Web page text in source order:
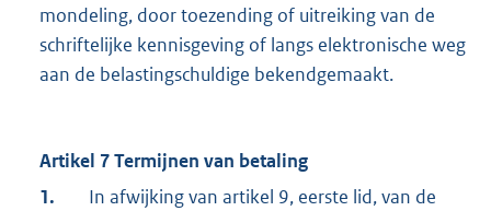
mondeling, door toezending of uitreiking van de
schriftelijke kennisgeving of langs elektronische weg
aan de belastingschuldige bekendgemaakt.
Artikel 7 Termijnen van betaling
1.
In afwijking van artikel 9, eerste lid, van de